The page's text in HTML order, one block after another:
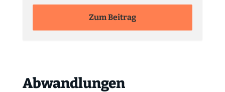
Zum Beitrag
Abwandlungen